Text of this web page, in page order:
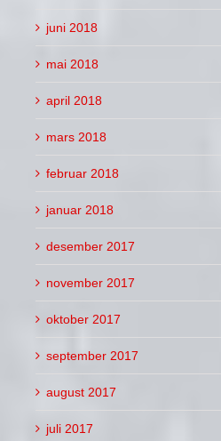
juni 2018
mai 2018
april 2018
mars 2018
februar 2018
januar 2018
desember 2017
november 2017
oktober 2017
september 2017
august 2017
juli 2017